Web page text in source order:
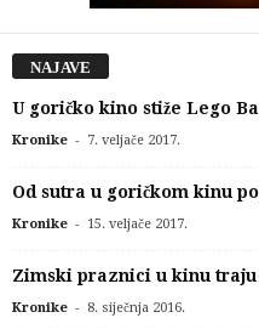
NAJAVE
U goričko kino stiže Lego
Kronike - 7. veljače 2017.
Od sutra u goričkom kinu
Kronike - 15. veljače 2017.
Zimski praznici u kinu traju
Kronike - 8. siječnja 2016.